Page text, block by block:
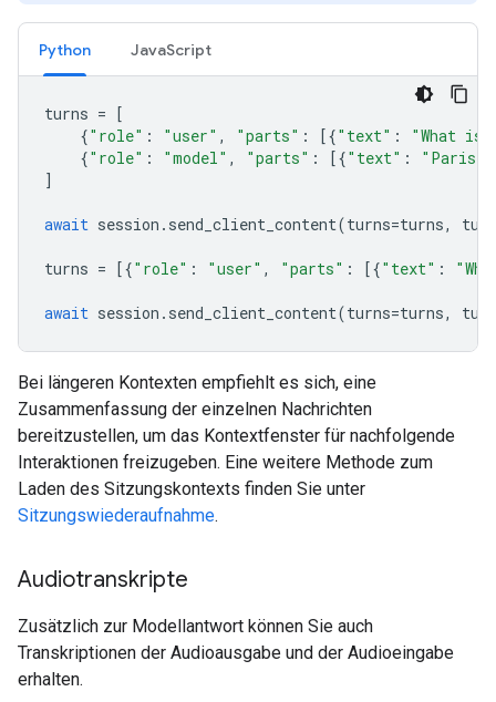
Python JavaScript
turns = [
{"role" : "user" , "parts" : [{"text" :
"What is
{"role" : "model" , "parts" : [{"text" : "Paris"
]
await session . send_client_content(turns=turns,
turns = [{"role" : "user" , "parts" : [{"text" :
await session . send_client_content(turns=turns,
Bei längeren Kontexten empfiehlt es sich, eine
Zusammenfassung der einzelnen Nachrichten
bereitzustellen, um das Kontextfenster für nachfolgende
Interaktionen freizugeben. Eine weitere Methode zum
Laden des Sitzungskontexts finden Sie unter
Sitzungswiederaufnahme.
Audiotranskripte
Zusätzlich zur Modellantwort können Sie auch
Transkriptionen der Audioausgabe und der Audioeingabe
erhalten.